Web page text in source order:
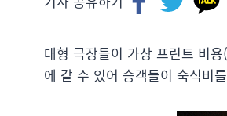
대형 극장들이 가상 프린트 비용(
에 갈 수 있어 승객들이 숙식비